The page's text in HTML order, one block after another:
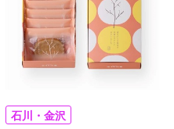
石川・金沢